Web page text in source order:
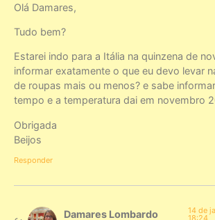
Olá Damares,
Tudo bem?
Estarei indo para a Itália na quinzena de
informar exatamente o que eu devo levar
de roupas mais ou menos? e sabe
tempo e a temperatura dai em novembro
Obrigada
Beijos
Responder
Damares Lombardo 14 de